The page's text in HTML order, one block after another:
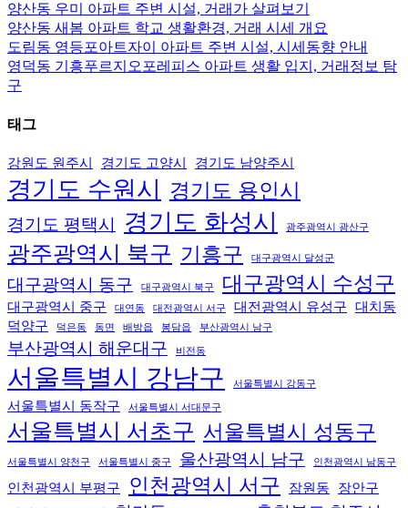
양산동 우미 아파트 주변 시설, 거래가 살펴보기
양산동 새봄 아파트 학교 생활환경, 거래 시세 개요
도림동 영등포아트자이 아파트 주변 시설, 시세동향 안내
영덕동 기흥푸르지오포레피스 아파트 생활 입지, 거래정보 탐
구
태그
강원도 원주시 경기도 고양시 경기도 남양주시
경기도 수원시 경기도 용인시
경기도 평택시 경기도 화성시 광주광역시 광산구
광주광역시 북구 기흥구 대구광역시 달성군
대구광역시 동구 대구광역시 북구 대구광역시 수성구
대구광역시 중구 대연동 대전광역시 서구 대전광역시 유성구 대치동
덕양구
덕은동 동면 배방읍 봉담읍 부산광역시 남구
부산광역시 해운대구 비전동
서울특별시 강남구 서울특별시 강동구
서울특별시 동작구 서울특별시 서대문구
서울특별시 서초구 서울특별시 성동구
서울특별시 양천구 서울특별시 중구 울산광역시 남구 인천광역시 남동구
인천광역시 부평구 인천광역시 서구 잠원동
장안구